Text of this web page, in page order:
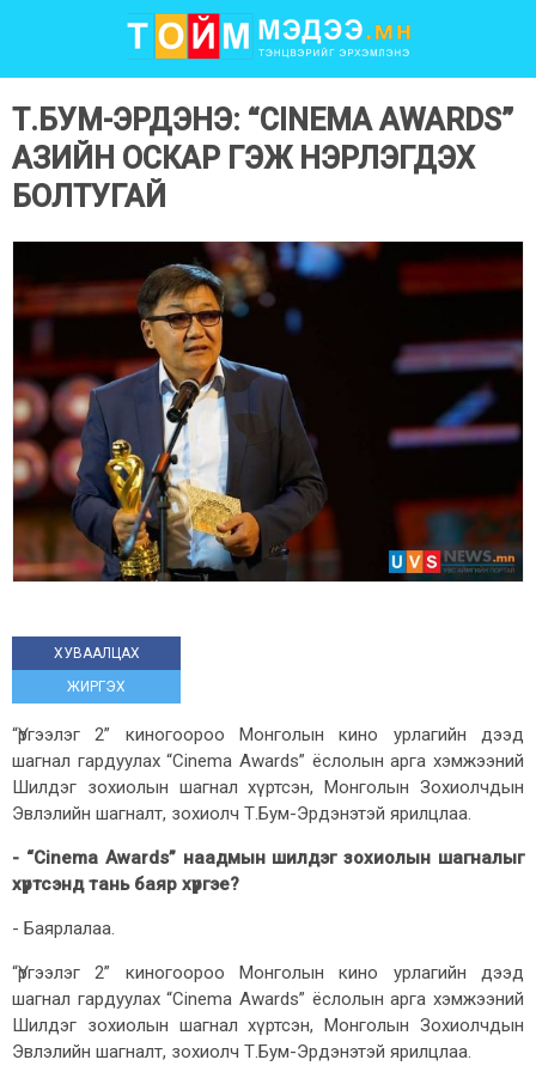
Т.БУМ-ЭРДЭНЭ: “CINEMA AWARDS”
АЗИЙН ОСКАР ГЭЖ НЭРЛЭГДЭХ
БОЛТУГАЙ
ХУВААЛЦАХ
ЖИРГЭХ
“Үргээлэг 2” киногоороо Монголын кино урлагийн дээд
шагнал гардуулах “Cinema Awards” ёслолын арга хэмжээний
Шилдэг зохиолын шагнал хүртсэн, Монголын Зохиолчдын
Эвлэлийн шагналт, зохиолч Т.Бум-Эрдэнэтэй ярилцлаа.
- “Cinema Awards”наадмын шилдэг зохиолын шагналыг
хүртсэнд тань баяр хүргэе?
- Баярлалаа.
“Үргээлэг 2” киногоороо Монголын кино урлагийн дээд
шагнал гардуулах “Cinema Awards” ёслолын арга хэмжээний
Шилдэг зохиолын шагнал хүртсэн, Монголын Зохиолчдын
Эвлэлийн шагналт, зохиолч Т.Бум-Эрдэнэтэй ярилцлаа.